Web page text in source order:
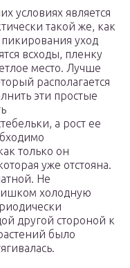
условиях является
такой же, как
уход
всходы, пленку
место. Лучше
располагается
эти простые
а рост ее
только он
уже отстояна.
Не
холодную
другой стороной к
было